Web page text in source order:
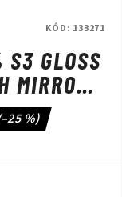
GLOSS
MIRROR
%)
KÓD: 133271